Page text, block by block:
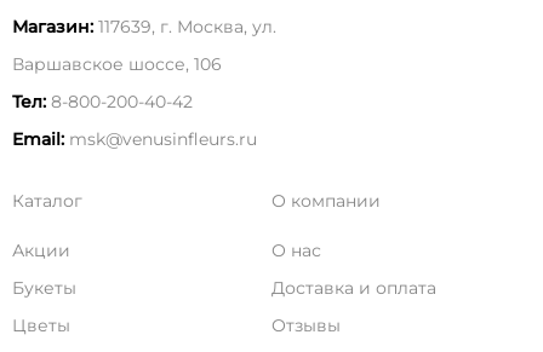
Магазин: 117639, г. Москва, ул.
Варшавское шоссе, 106
Тел: 8-800-200-40-42
Email: msk@venusinfleurs.ru
Каталог
Акции
Букеты
Цветы
О компании
О нас
Доставка и оплата
Отзывы